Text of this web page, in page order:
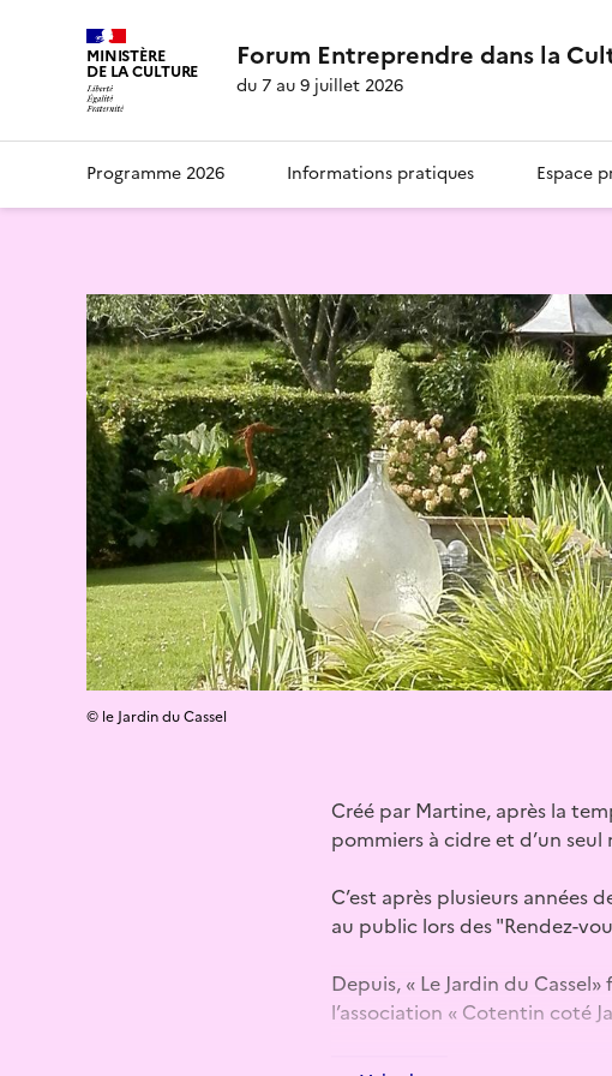
MINISTÈRE
DE LA CULTURE Forum Entreprendre dans la
du 7 au 9 juillet 2026
Programme 2026 Informations pratiques Espace
© le Jardin du Cassel
Créé par Martine, après la
pommiers à cidre et d’un seul
C’est après plusieurs années
au public lors des "Rendez-
Depuis, « Le Jardin du
l’association « Cotentin coté